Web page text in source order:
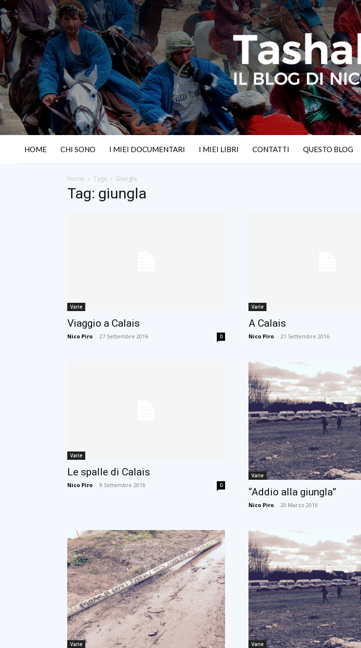
HOME CHI SONO I MIEI DOCUMENTARI I MIEI LIBRI CONTATTI QUESTO BLOG
Home Tags Giungla
Tag: giungla
Varie
Viaggio a Calais
Nico Piro - 27 Settembre 2016 0
Varie
A Calais
Nico Piro - 21 Settembre 2016
Varie
Le spalle di Calais
Nico Piro - 9 Settembre 2016 0
Varie
“Addio alla giungla”
Nico Piro - 20 Marzo 2016
Varie Varie